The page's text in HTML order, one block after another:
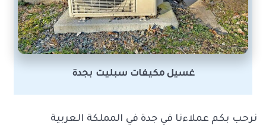
غسيل مكيفات سبليت بجدة
نرحب بكم عملاءنا في جدة في المملكة العربية